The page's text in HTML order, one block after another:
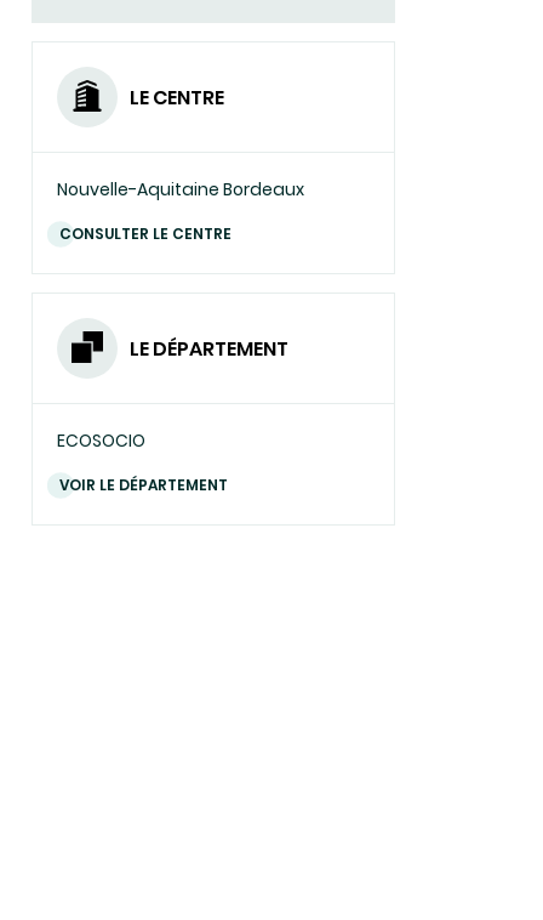
LE CENTRE
Nouvelle-Aquitaine Bordeaux
CONSULTER LE CENTRE
LE DÉPARTEMENT
ECOSOCIO
VOIR LE DÉPARTEMENT